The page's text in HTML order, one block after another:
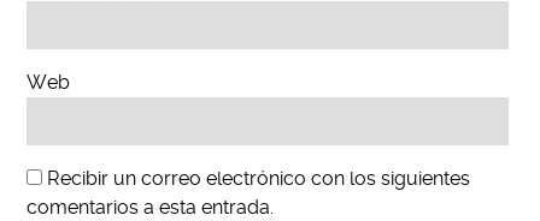
Web
Recibir un correo electrónico con los siguientes
comentarios a esta entrada.